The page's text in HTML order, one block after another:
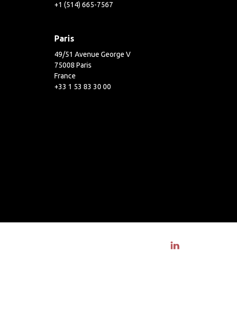
+1 (514) 665-7567
Paris
49/51 Avenue George V
75008 Paris
France
+33 1 53 83 30 00